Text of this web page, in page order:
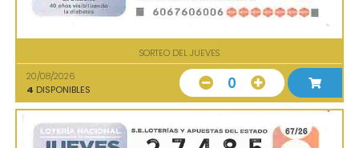
SORTEO DEL JUEVES
20/08/2026
4 DISPONIBLES 0